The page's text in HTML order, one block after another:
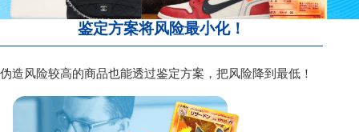
鉴定方案将风险最小化！
伪造风险较高的商品也能透过鉴定方案，把风险降到最低！